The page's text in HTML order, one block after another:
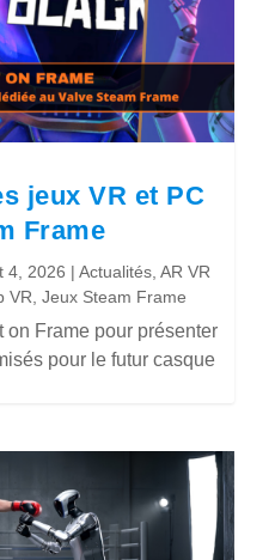
jeux VR et PC
Frame
4, 2026 |Actualités ,AR VR
VR ,Jeux Steam Frame
on Frame pour présenter
pour le futur casque